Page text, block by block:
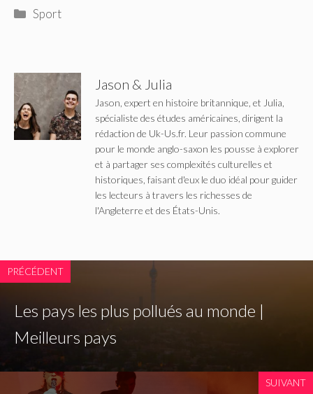
Catégories
Sport
Jason & Julia
Jason, expert en histoire britannique, et Julia,
spécialiste des études américaines, dirigent la
rédaction de Uk-Us.fr. Leur passion commune
pour le monde anglo-saxon les pousse à explorer
et à partager ses complexités culturelles et
historiques, faisant d'eux le duo idéal pour guider
les lecteurs à travers les richesses de
l'Angleterre et des États-Unis.
PRÉCÉDENT
Les pays les plus pollués au monde |
Meilleurs pays
SUIVANT